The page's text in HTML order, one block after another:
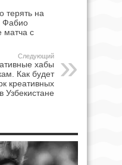
терять на
Фабио
матча с
Следующий
хабы
Как будет
креативных
Узбекистане